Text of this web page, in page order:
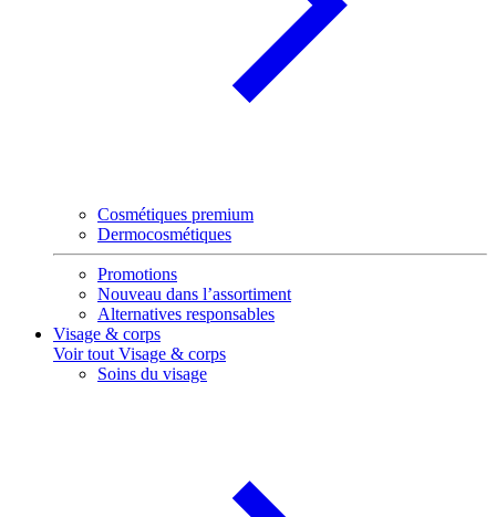
Cosmétiques premium
Dermocosmétiques
Promotions
Nouveau dans l’assortiment
Alternatives responsables
Visage & corps
Voir tout Visage & corps
Soins du visage